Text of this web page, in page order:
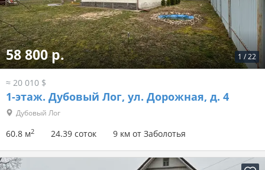
1 /22
58 800 р.
≈ 20 010 $
1-этаж. Дубовый Лог, ул. Дорожная, д. 4
Дубовый Лог
60.8 м2 24.39 соток 9 км от Заболотья